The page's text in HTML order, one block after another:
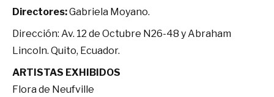
Directores:Gabriela Moyano.
Dirección: Av. 12 de Octubre N26-48 y Abraham
Lincoln. Quito, Ecuador.
ARTISTAS EXHIBIDOS
Flora de Neufville